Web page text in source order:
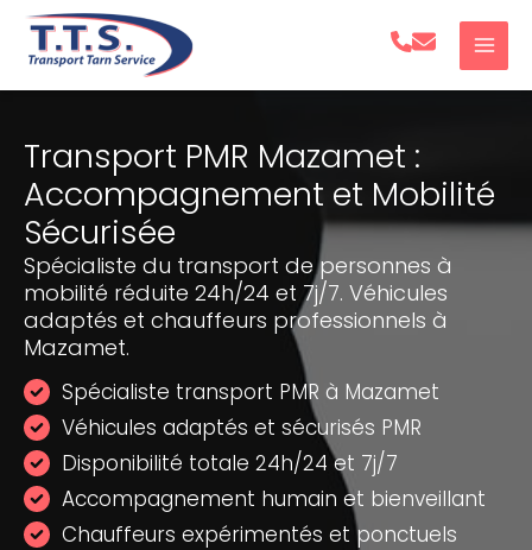
Aller
Transport PMR Mazamet :
Accompagnement et Mobilité
Sécurisée
Spécialiste du transport de personnes à
mobilité réduite 24h/24 et 7j/7. Véhicules
adaptés et chauffeurs professionnels à
Mazamet.
Spécialiste transport PMR à Mazamet
Véhicules adaptés et sécurisés PMR
Disponibilité totale 24h/24 et 7j/7
Accompagnement humain et bienveillant
Chauffeurs expérimentés et ponctuels